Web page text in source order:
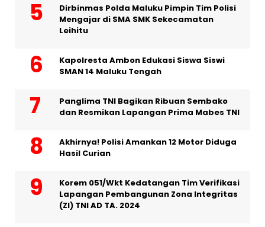
Dirbinmas Polda Maluku Pimpin Tim Polisi
Mengajar di SMA SMK Sekecamatan
Leihitu
Kapolresta Ambon Edukasi Siswa Siswi
SMAN 14 Maluku Tengah
Panglima TNI Bagikan Ribuan Sembako
dan Resmikan Lapangan Prima Mabes TNI
Akhirnya! Polisi Amankan 12 Motor Diduga
Hasil Curian
Korem 051/Wkt Kedatangan Tim Verifikasi
Lapangan Pembangunan Zona Integritas
(ZI) TNI AD TA. 2024